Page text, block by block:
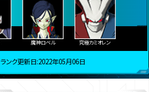
魔神ロベル 究極カミオレン
ランク更新日:2022年05月06日